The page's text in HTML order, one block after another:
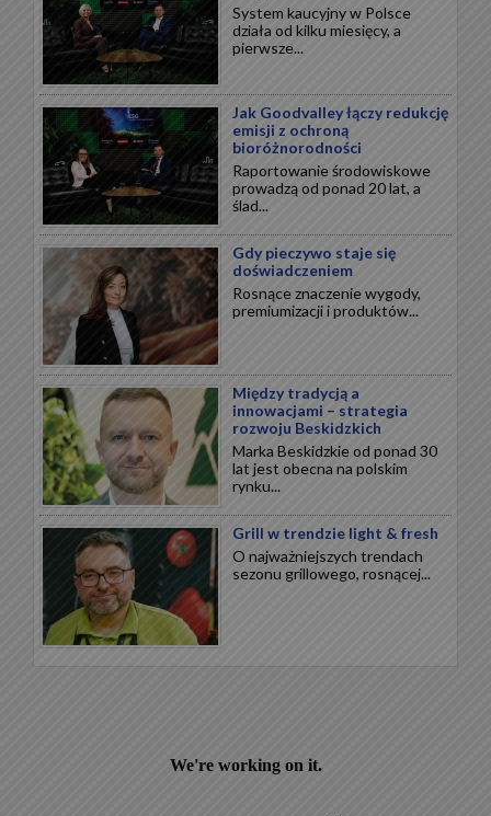
System kaucyjny w Polsce
działa od kilku miesięcy, a
pierwsze...
Jak Goodvalley łączy redukcję
emisji z ochroną
bioróżnorodności
Raportowanie środowiskowe
prowadzą od ponad 20 lat, a
ślad...
Gdy pieczywo staje się
doświadczeniem
Rosnące znaczenie wygody,
premiumizacji i produktów...
Między tradycją a
innowacjami – strategia
rozwoju Beskidzkich
Marka Beskidzkie od ponad 30
lat jest obecna na polskim
rynku...
Grill w trendzie light & fresh
O najważniejszych trendach
sezonu grillowego, rosnącej...